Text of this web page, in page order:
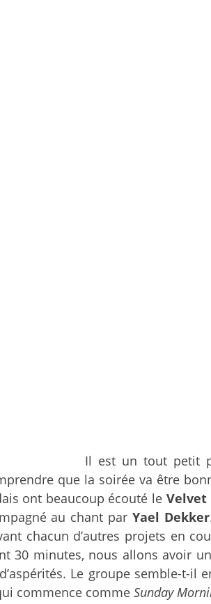
Il est un tout petit
que la soirée va être
ont beaucoup écouté le Velvet
au chant par Yael Dekker
chacun d’autres projets en
30 minutes, nous allons avoir
Le groupe semble-t-il
commence comme Sunday